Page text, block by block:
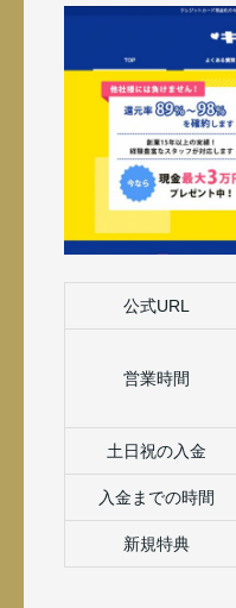
公式URL
営業時間
土日祝の入金
入金までの時間
新規特典